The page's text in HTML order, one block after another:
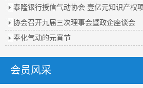
泰隆银行授信气动协会 壹亿元知识产权
协会召开九届三次理事会暨政企座谈会
奉化气动的元宵节
会员风采